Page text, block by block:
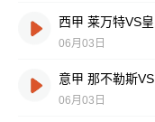
西甲 莱万特VS
06月03日
意甲 那不勒斯
06月03日